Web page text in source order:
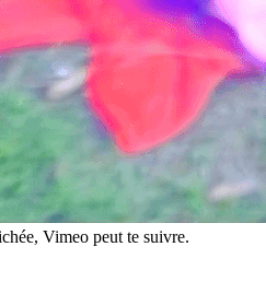
Vimeo peut te suivre.